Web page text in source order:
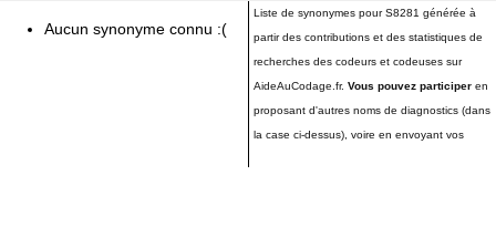
Aucun synonyme connu :(
Liste de synonymes pour S8281 générée à
partir des contributions et des statistiques de
recherches des codeurs et codeuses sur
AideAuCodage.fr. Vous pouvez participer en
proposant d'autres noms de diagnostics (dans
la case ci-dessus), voire en envoyant vos